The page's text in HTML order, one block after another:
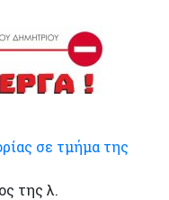
σε τμήμα της
της λ.